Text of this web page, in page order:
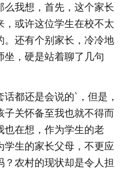
么我想，首先，这个家长
，或许这位学生在校不太
。还有个别家长，冷冷地
坐，硬是站着聊了几句
都还是会说的`，但是，
子关怀备至我也就不得而
也在想，作为学生的老
学生的家长父母，不更应
农村的现状却是令人担